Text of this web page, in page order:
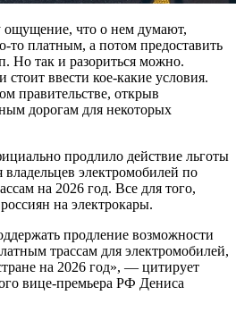
ощущение, что о нем думают,
то платным, а потом предоставить
Но так и разориться можно.
стоит ввести кое-какие условия.
правительстве, открыв
дорогам для некоторых
продлило действие льготы
электромобилей по
на 2026 год. Все для того,
на электрокары.
продление возможности
трассам для электромобилей,
на 2026 год», — цитирует
вице-премьера РФ Дениса